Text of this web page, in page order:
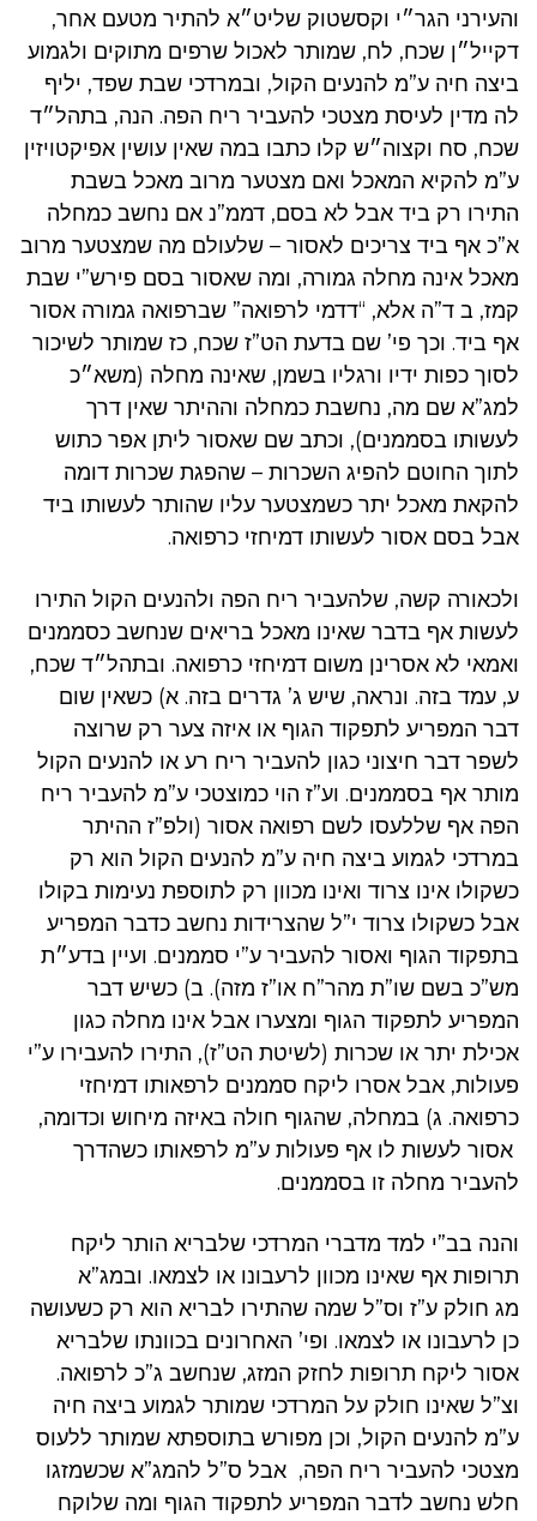
והעירני הגר״י וקסשטוק שליט״א להתיר מטעם אחר,
דקייל״ן שכח, לח, שמותר לאכול שרפים מתוקים ולגמוע
ביצה חיה ע”מ להנעים הקול, ובמרדכי שבת שפד, יליף
לה מדין לעיסת מצטכי להעביר ריח הפה. הנה, בתהל״ד
שכח, סח וקצוה״ש קלו כתבו במה שאין עושין אפיקטויזין
ע”מ להקיא המאכל ואם מצטער מרוב מאכל בשבת
התירו רק ביד אבל לא בסם, דממ”נ אם נחשב כמחלה
א”כ אף ביד צריכים לאסור – שלעולם מה שמצטער מרוב
מאכל אינה מחלה גמורה, ומה שאסור בסם פירש”י שבת
קמז, ב ד”ה אלא, “דדמי לרפואה” שברפואה גמורה אסור
אף ביד. וכך פי’ שם בדעת הט”ז שכח, כז שמותר לשיכור
לסוך כפות ידיו ורגליו בשמן, שאינה מחלה (משא״כ
למג”א שם מה, נחשבת כמחלה וההיתר שאין דרך
לעשותו בסממנים), וכתב שם שאסור ליתן אפר כתוש
לתוך החוטם להפיג השכרות – שהפגת שכרות דומה
להקאת מאכל יתר כשמצטער עליו שהותר לעשותו ביד
אבל בסם אסור לעשותו דמיחזי כרפואה.
ולכאורה קשה, שלהעביר ריח הפה ולהנעים הקול התירו
לעשות אף בדבר שאינו מאכל בריאים שנחשב כסממנים
ואמאי לא אסרינן משום דמיחזי כרפואה. ובתהל״ד שכח,
ע, עמד בזה. ונראה, שיש ג’ גדרים בזה. א) כשאין שום
דבר המפריע לתפקוד הגוף או איזה צער רק שרוצה
לשפר דבר חיצוני כגון להעביר ריח רע או להנעים הקול
מותר אף בסממנים. וע”ז הוי כמוצטכי ע”מ להעביר ריח
הפה אף שללעסו לשם רפואה אסור (ולפ”ז ההיתר
במרדכי לגמוע ביצה חיה ע”מ להנעים הקול הוא רק
כשקולו אינו צרוד ואינו מכוון רק לתוספת נעימות בקולו
אבל כשקולו צרוד י”ל שהצרידות נחשב כדבר המפריע
בתפקוד הגוף ואסור להעביר ע”י סממנים. ועיין בדע״ת
מש”כ בשם שו”ת מהר”ח או”ז מזה). ב) כשיש דבר
המפריע לתפקוד הגוף ומצערו אבל אינו מחלה כגון
אכילת יתר או שכרות (לשיטת הט”ז), התירו להעבירו ע”י
פעולות, אבל אסרו ליקח סממנים לרפאותו דמיחזי
כרפואה. ג) במחלה, שהגוף חולה באיזה מיחוש וכדומה,
אסור לעשות לו אף פעולות ע”מ לרפאותו כשהדרך
להעביר מחלה זו בסממנים.
והנה בב”י למד מדברי המרדכי שלבריא הותר ליקח
תרופות אף שאינו מכוון לרעבונו או לצמאו. ובמג”א
מג חולק ע”ז וס”ל שמה שהתירו לבריא הוא רק כשעושה
כן לרעבונו או לצמאו. ופי’ האחרונים בכוונתו שלבריא
אסור ליקח תרופות לחזק המזג, שנחשב ג”כ לרפואה.
וצ”ל שאינו חולק על המרדכי שמותר לגמוע ביצה חיה
ע”מ להנעים הקול, וכן מפורש בתוספתא שמותר ללעוס
מצטכי להעביר ריח הפה, אבל ס”ל להמג”א שכשמזגו
חלש נחשב לדבר המפריע לתפקוד הגוף ומה שלוקח